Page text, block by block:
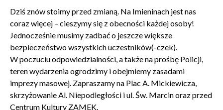
Dołącz do newslettera
POTWIERDŹ ADRES EMAIL
Dziś znów stoimy przed zmianą. Na Imieninach jest nas
coraz więcej – cieszymy się z obecności każdej osoby!
Jednocześnie musimy zadbać o jeszcze większe
bezpieczeństwo wszystkich uczestników(-czek).
W poczuciu odpowiedzialności, a także na prośbę Policji,
teren wydarzenia ogrodzimy i obejmiemy zasadami
imprezy masowej. Zapraszamy na Plac A. Mickiewicza,
skrzyżowanie Al. Niepodległości i ul. Św. Marcin oraz przed
Centrum Kultury ZAMEK.